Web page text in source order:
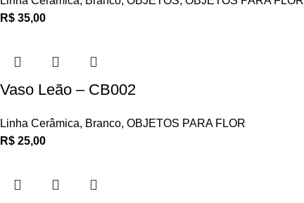
R$ 35,00
Vaso Leão – CB002
Linha Cerâmica, Branco, OBJETOS PARA FLOR
R$ 25,00